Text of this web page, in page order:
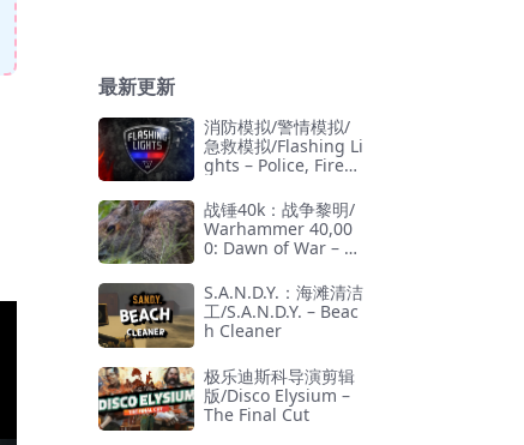
最新更新
消防模拟/警情模拟/
急救模拟/Flashing Li
ghts – Police, Firefi
Services Simulator
战锤40k：战争黎明/
Warhammer 40,00
0: Dawn of War – D
S.A.N.D.Y.：海滩清洁
工/S.A.N.D.Y. – Beac
h Cleaner
极乐迪斯科导演剪辑
版/Disco Elysium –
The Final Cut